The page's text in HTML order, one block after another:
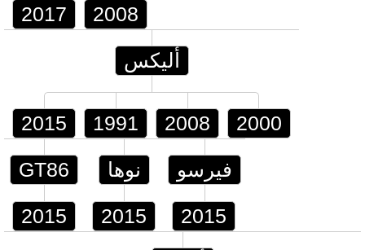
2017 2008
أليكس
2015 1991 2008 2000
GT86
2015
نوها
2015
فيرسو
2015